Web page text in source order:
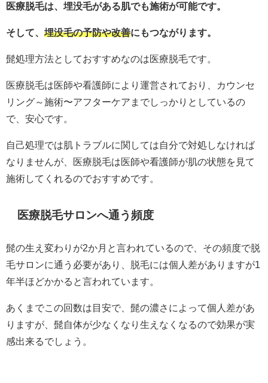
医療脱毛は、埋没毛がある肌でも施術が可能です。
そして、 埋没毛の予防や改善にもつながります。
髭処理方法としておすすめなのは医療脱毛です。
医療脱毛は医師や看護師により運営されており、カウンセ
リング～施術〜アフターケアまでしっかりとしているの
で、安心です。
自己処理では肌トラブルに関しては自分で対処しなければ
なりませんが、医療脱毛は医師や看護師が肌の状態を見て
施術してくれるのでおすすめです。
医療脱毛サロンへ通う頻度
髭の生え変わりが2か月と言われているので、その頻度で脱
毛サロンに通う必要があり、脱毛には個人差がありますが1
年半ほどかかると言われています。
あくまでこの回数は目安で、髭の濃さによって個人差があ
りますが、髭自体が少なくなり生えなくなるので効果が実
感出来るでしょう。